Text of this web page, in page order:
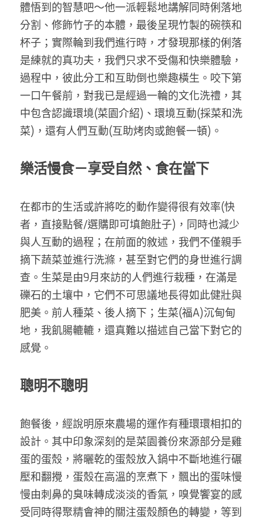
體悟到的智慧吧～他一派輕鬆地講解同時俐落地
分割、修飾竹子的本體，最後呈現竹製的碗筷和
杯子；實際輪到我們進行時，才發現那樣的俐落
是練就的真功夫，我們只求不受傷和快樂體驗，
過程中，彼此分工和互助倒也樂趣橫生。咬下第
一口午餐前，對我已是經過一輪的文化洗禮，其
中包含認識環境(菜園介紹)、環境互動(採菜和洗
菜)，還有人們互動(互助烤肉或飽餐一頓)。
樂活慢食－享受自然、食在當下
在都市的生活或許將吃的動作變得很有效率(快
者，直接點餐/選購即可填飽肚子)，同時也減少
與人互動的過程；在前面的敘述，我們不僅親手
摘下蔬菜並進行洗滌，甚至對它們的身世進行調
查。生菜是由9月來訪的人們進行栽種，在滿是
礫石的土壤中，它們不可思議地長得如此健壯與
肥美。前人種菜、後人摘下；生菜(福A)沉甸甸
地，我飢腸轆轆，還真難以描述自己當下對它的
感覺。
聰明不聰明
飽餐後，經說明原來農場的運作有種環環相扣的
設計。其中印象深刻的是菜園養份來源部分是雞
蛋的蛋殼，將曬乾的蛋殼放入鍋中不斷地進行碾
壓和翻攪，蛋殼在高溫的烹煮下，飄出的蛋味慢
慢由刺鼻的臭味轉成淡淡的香氣，嗅覺饗宴的感
受同時得聚精會神的關注蛋殼顏色的轉變，等到